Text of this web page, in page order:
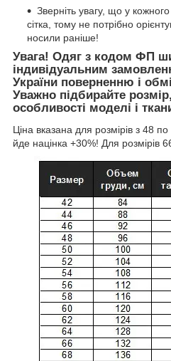
Зверніть увагу, що у
сітка, тому не потрібно
носили раніше!
Увага! Одяг з кодом ФП
індивідуальним
України поверненню і
Уважно підбирайте
особливості моделі і
Ціна вказана для розмірів з 48
йде націнка +30%! Для розмірів